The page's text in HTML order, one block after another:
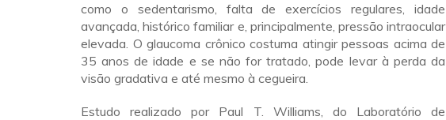
como o sedentarismo, falta de exercícios regulares, idade
avançada, histórico familiar e, principalmente, pressão intraocular
elevada. O glaucoma crônico costuma atingir pessoas acima de
35 anos de idade e se não for tratado, pode levar à perda da
visão gradativa e até mesmo à cegueira.
Estudo realizado por Paul T. Williams, do Laboratório de